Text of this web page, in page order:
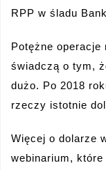
RPP w śladu
Potężne operacje
świadczą o tym,
dużo. Po 2018
rzeczy istotnie
Więcej o dolarze
webinarium,